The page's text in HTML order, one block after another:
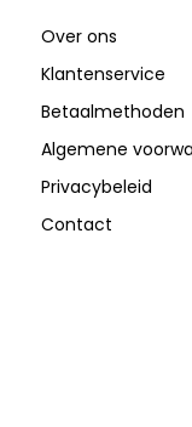
Over ons
Klantenservice
Betaalmethoden
Algemene
Privacybeleid
Contact